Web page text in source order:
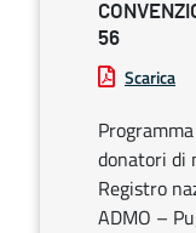
56
Scarica
donatori di
Registro
ADMO –